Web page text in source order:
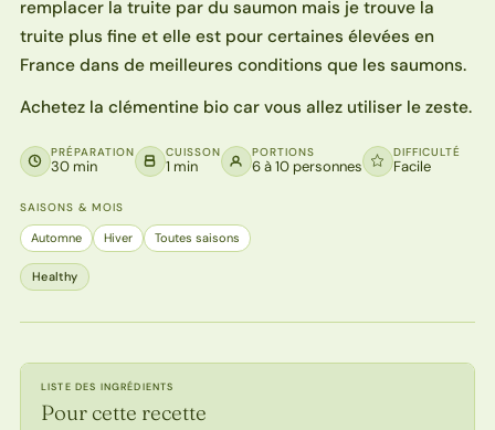
remplacer la truite par du saumon mais je trouve la
truite plus fine et elle est pour certaines élevées en
France dans de meilleures conditions que les saumons.
Achetez la clémentine bio car vous allez utiliser le zeste.
PRÉPARATION
30 min
CUISSON
1 min
PORTIONS
6 à 10 personnes
DIFFICULTÉ
Facile
SAISONS & MOIS
Automne Hiver Toutes saisons
Healthy
LISTE DES INGRÉDIENTS
Pour cette recette